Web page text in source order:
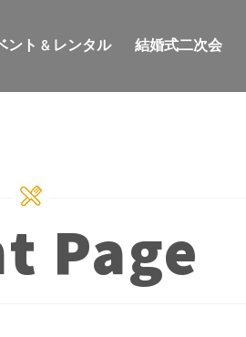
ント & レンタル 結婚式二次会
Page